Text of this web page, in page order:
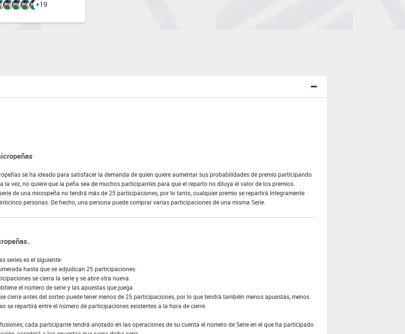
+19
se ha ideado para satisfacer la demanda de quien quiere aumentar sus probabilidades de premio participando
la vez, no quiere que la peña sea de muchos participantes para que el reparto no diluya el valor de los premios.
de una micropeña no tendrá más de 25 participaciones, por lo tanto, cualquier premio se repartirá íntegramente
personas. De hecho, una persona puede comprar varias participaciones de una misma Serie.
series es el siguiente:
hasta que se adjudican 25 participaciones.
se cierra la serie y se abre otra nueva.
el número de serie y las apuestas que juega.
cierre antes del sorteo puede tener menos de 25 participaciones, por lo que tendrá también menos apuestas, menos
se repartirá entre el número de participaciones existentes a la hora de cierre.
cada participante tendrá anotado en las operaciones de su cuenta el número de Serie en el que ha participado